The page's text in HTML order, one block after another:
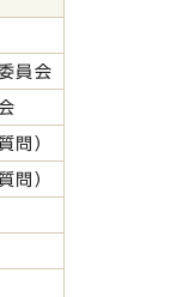
員会
問）
問）